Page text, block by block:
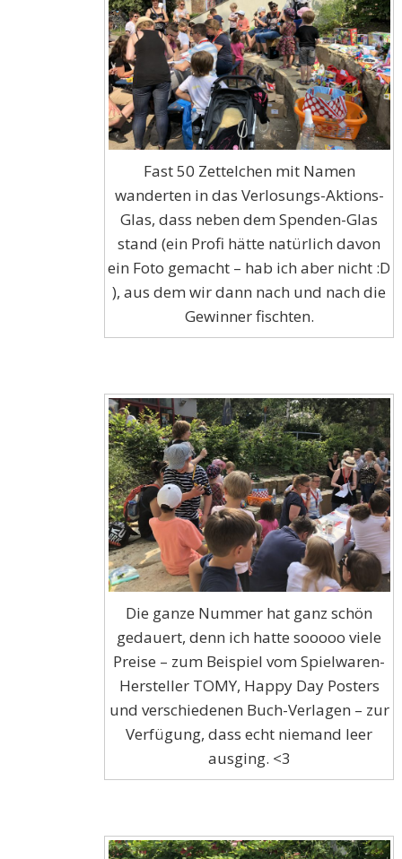
Fast 50 Zettelchen mit Namen
wanderten in das Verlosungs-Aktions-
Glas, dass neben dem Spenden-Glas
stand (ein Profi hätte natürlich davon
ein Foto gemacht – hab ich aber nicht :D
), aus dem wir dann nach und nach die
Gewinner fischten.
Die ganze Nummer hat ganz schön
gedauert, denn ich hatte sooooo viele
Preise – zum Beispiel vom Spielwaren-
Hersteller TOMY, Happy Day Posters
und verschiedenen Buch-Verlagen – zur
Verfügung, dass echt niemand leer
ausging. <3